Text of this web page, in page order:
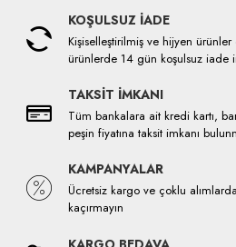
KOŞULSUZ İADE
Kişiselleştirilmiş ve hijyen ürünler
ürünlerde 14 gün koşulsuz iade
TAKSİT İMKANI
Tüm bankalara ait kredi kartı,
peşin fiyatına taksit imkanı
KAMPANYALAR
Ücretsiz kargo ve çoklu
kaçırmayın